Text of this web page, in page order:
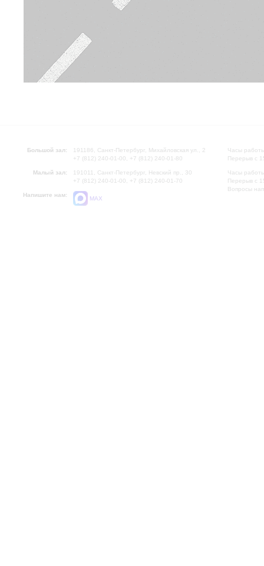
Большой зал:
191186, Санкт-Петербург, Михайловская ул., 2
+7 (812) 240-01-00, +7 (812) 240-01-80
Малый зал:
191011, Санкт-Петербург, Невский пр., 30
+7 (812) 240-01-00, +7 (812) 240-01-70
Напишите нам:
MAX
Часы
Перерыв с
Часы
Перерыв с
Вопросы